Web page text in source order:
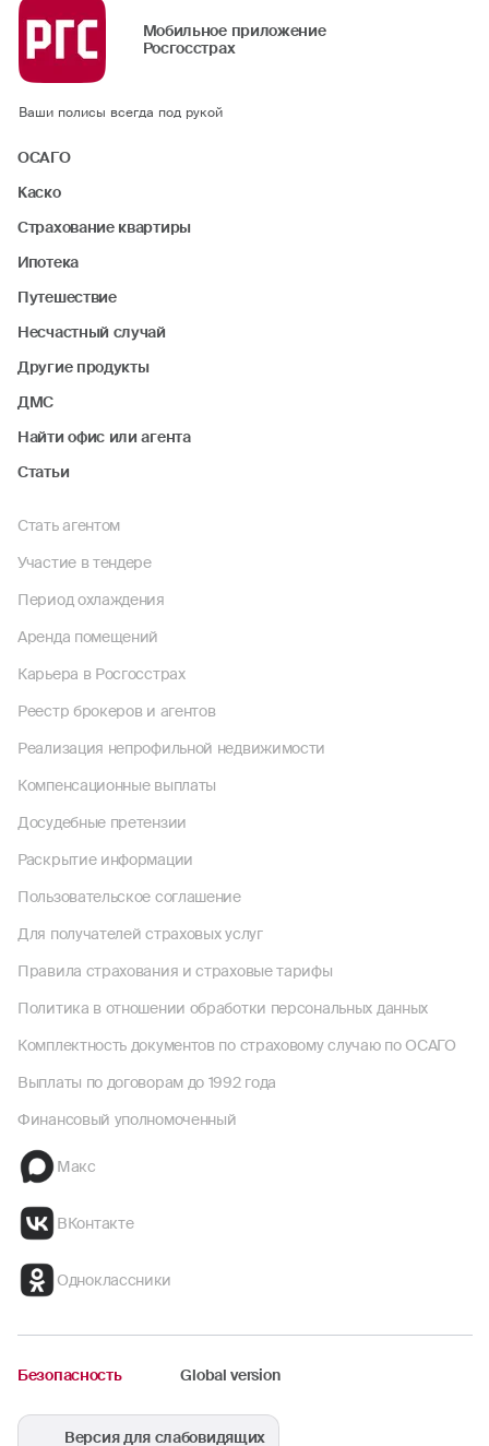
Мобильное приложение
Росгосстрах
Ваши полисы всегда под рукой
ОСАГО
Каско
Страхование квартиры
Ипотека
Путешествие
Несчастный случай
Другие продукты
ДМС
Найти офис или агента
Статьи
Стать агентом
Участие в тендере
Период охлаждения
Аренда помещений
Карьера в Росгосстрах
Реестр брокеров и агентов
Реализация непрофильной недвижимости
Компенсационные выплаты
Досудебные претензии
Раскрытие информации
Пользовательское соглашение
Для получателей страховых услуг
Правила страхования и страховые тарифы
Политика в отношении обработки персональных данных
Комплектность документов по страховому случаю по ОСАГО
Выплаты по договорам до 1992 года
Финансовый уполномоченный
Макс
ВКонтакте
Одноклассники
Безопасность Global version
Версия для слабовидящих